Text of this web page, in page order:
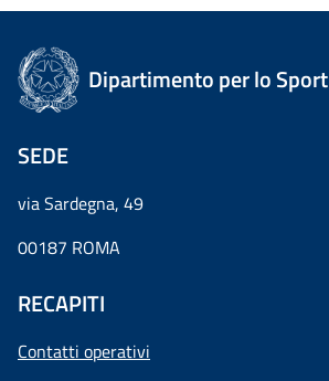
Dipartimento per lo Sport
SEDE
via Sardegna, 49
00187 ROMA
RECAPITI
Contatti operativi